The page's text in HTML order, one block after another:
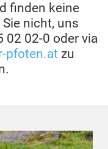
finden keine
nicht, uns
02 02-0 oder via
pfoten.at zu